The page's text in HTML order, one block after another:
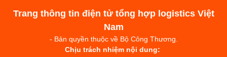
Trang thông tin điện tử tổng hợp logistics Việt
Nam
- Bản quyền thuộc về Bộ Công Thương.
Chịu trách nhiệm nội dung: